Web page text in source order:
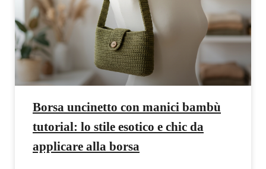
Borsa uncinetto con manici bambù
tutorial: lo stile esotico e chic da
applicare alla borsa